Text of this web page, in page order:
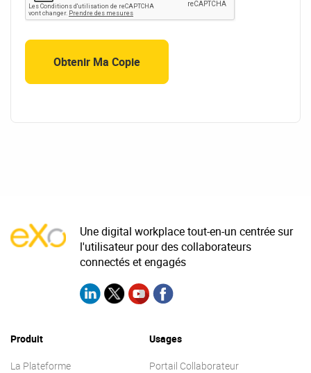
Une digital workplace tout-en-un centrée sur
l'utilisateur pour des collaborateurs
connectés et engagés
Produit
La Plateforme
Usages
Portail Collaborateur